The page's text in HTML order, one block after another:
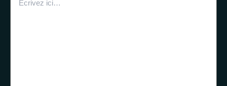
ici…